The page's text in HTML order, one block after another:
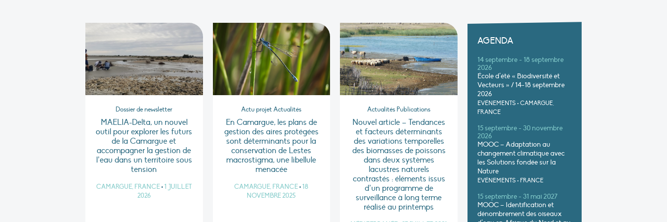
Dossier de newsletter
MAELIA-Delta, un nouvel
outil pour explorer les futurs
de la Camargue et
accompagner la gestion de
l’eau dans un territoire sous
tension
CAMARGUE, FRANCE•1 JUILLET
2026
Actu projet Actualités
En Camargue, les plans de
gestion des aires protégées
sont déterminants pour la
conservation de Lestes
macrostigma, une libellule
menacée
CAMARGUE, FRANCE • 18
NOVEMBRE 2025
Actualités Publications
Nouvel article – Tendances
et facteurs déterminants
des variations temporelles
des biomasses de poissons
dans deux systèmes
lacustres naturels
contrastés : éléments issus
d’un programme de
surveillance à long terme
réalisé au printemps
AGENDA
14 septembre - 18 septembre
2026
École d’été « Biodiversité et
Vecteurs » / 14-18 septembre
2026
EVÉNEMENTS • CAMARGUE,
FRANCE
15 septembre - 30 novembre
2026
MOOC – Adaptation au
changement climatique avec
les Solutions fondée sur la
Nature
EVÉNEMENTS • FRANCE
15 septembre - 31 mai 2027
MOOC – Identification et
dénombrement des oiseaux